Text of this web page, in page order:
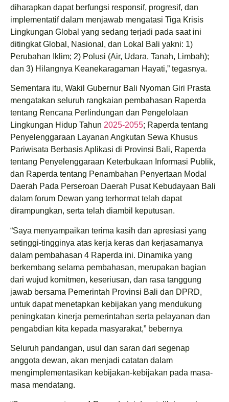
diharapkan dapat berfungsi responsif, progresif, dan
implementatif dalam menjawab mengatasi Tiga Krisis
Lingkungan Global yang sedang terjadi pada saat ini
ditingkat Global, Nasional, dan Lokal Bali yakni: 1)
Perubahan Iklim; 2) Polusi (Air, Udara, Tanah, Limbah);
dan 3) Hilangnya Keanekaragaman Hayati,” tegasnya.
Sementara itu, Wakil Gubernur Bali Nyoman Giri Prasta
mengatakan seluruh rangkaian pembahasan Raperda
tentang Rencana Perlindungan dan Pengelolaan
Lingkungan Hidup Tahun 2025-2055; Raperda tentang
Penyelenggaraan Layanan Angkutan Sewa Khusus
Pariwisata Berbasis Aplikasi di Provinsi Bali, Raperda
tentang Penyelenggaraan Keterbukaan Informasi Publik,
dan Raperda tentang Penambahan Penyertaan Modal
Daerah Pada Perseroan Daerah Pusat Kebudayaan Bali
dalam forum Dewan yang terhormat telah dapat
dirampungkan, serta telah diambil keputusan.
“Saya menyampaikan terima kasih dan apresiasi yang
setinggi-tingginya atas kerja keras dan kerjasamanya
dalam pembahasan 4 Raperda ini. Dinamika yang
berkembang selama pembahasan, merupakan bagian
dari wujud komitmen, keseriusan, dan rasa tanggung
jawab bersama Pemerintah Provinsi Bali dan DPRD,
untuk dapat menetapkan kebijakan yang mendukung
peningkatan kinerja pemerintahan serta pelayanan dan
pengabdian kita kepada masyarakat,” bebernya
Seluruh pandangan, usul dan saran dari segenap
anggota dewan, akan menjadi catatan dalam
mengimplementasikan kebijakan-kebijakan pada masa-
masa mendatang.